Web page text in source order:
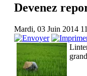
Devenez
Mardi, 03 Juin 2014